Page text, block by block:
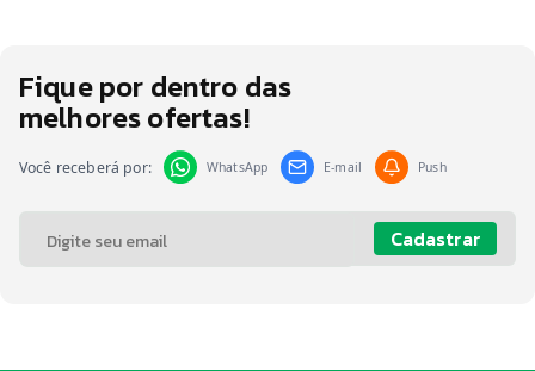
Fique por dentro das
melhores ofertas!
Você receberá por: WhatsApp E-mail Push
Cadastrar